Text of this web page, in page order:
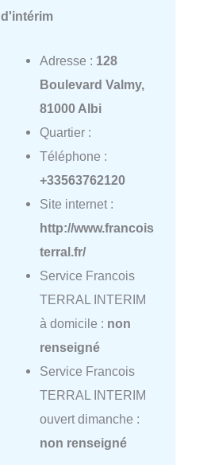
d'intérim
Adresse : 128
Boulevard Valmy,
81000 Albi
Quartier :
Téléphone :
+33563762120
Site internet :
http://www.francois
terral.fr/
Service Francois
TERRAL INTERIM
à domicile : non
renseigné
Service Francois
TERRAL INTERIM
ouvert dimanche :
non renseigné